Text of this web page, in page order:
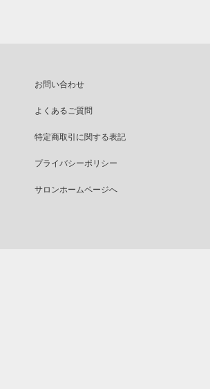
お問い合わせ
よくあるご質問
特定商取引に関する表記
プライバシーポリシー
サロンホームページへ